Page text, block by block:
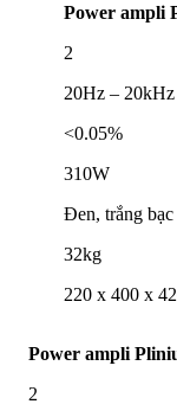
Power ampli
2
20Hz – 20kHz
<0.05%
310W
Đen, trắng bạc
32kg
220 x 400 x
Power ampli
2